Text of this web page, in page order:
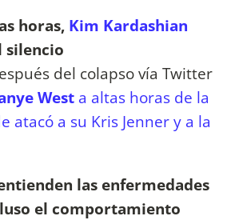
horas, Kim Kardashian
silencio
del colapso vía Twitter
West a altas horas de la
atacó a su Kris Jenner y a la
las enfermedades
el comportamiento